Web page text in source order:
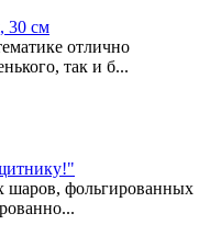
30 см
отлично
так и б...
шаров, фольгированных